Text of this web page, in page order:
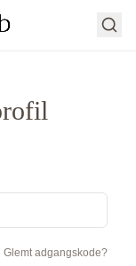
Søg
Glemt adgangskode?